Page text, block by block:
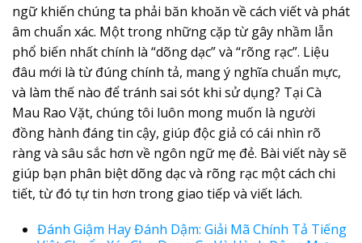
ngữ khiến chúng ta phải băn khoăn về cách viết và phát
âm chuẩn xác. Một trong những cặp từ gây nhầm lẫn
phổ biến nhất chính là “dõng dạc” và “rõng rạc”. Liệu
đâu mới là từ đúng chính tả, mang ý nghĩa chuẩn mực,
và làm thế nào để tránh sai sót khi sử dụng? Tại Cà
Mau Rao Vặt, chúng tôi luôn mong muốn là người
đồng hành đáng tin cậy, giúp độc giả có cái nhìn rõ
ràng và sâu sắc hơn về ngôn ngữ mẹ đẻ. Bài viết này sẽ
giúp bạn phân biệt dõng dạc và rõng rạc một cách chi
tiết, từ đó tự tin hơn trong giao tiếp và viết lách.
Đánh Giậm Hay Đánh Dậm: Giải Mã Chính Tả Tiếng